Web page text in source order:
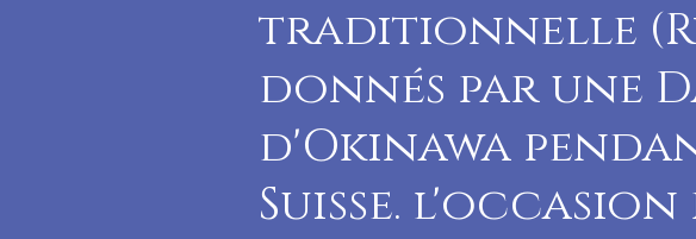
traditionnelle
donnés par une
d'Okinawa
Suisse.